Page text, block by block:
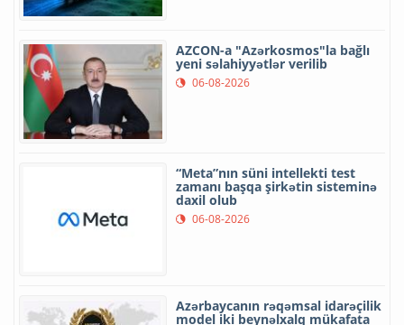
AZCON-a "Azərkosmos"la bağlı
yeni səlahiyyətlər verilib
06-08-2026
“Meta”nın süni intellekti test
zamanı başqa şirkətin sisteminə
daxil olub
06-08-2026
Azərbaycanın rəqəmsal idarəçilik
model iki beynəlxalq mükafata